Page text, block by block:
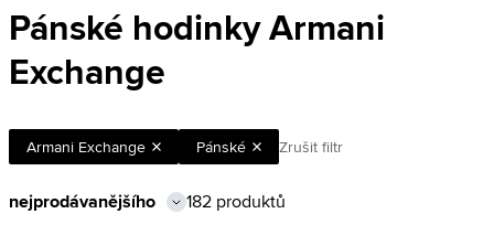
Pánské hodinky Armani
Exchange
Armani Exchange Pánské Zrušit filtr
182 produktů